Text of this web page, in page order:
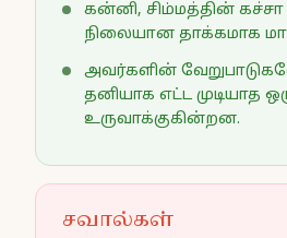
கன்னி, சிம்மத்தின்
நிலையான தாக்கமாக
அவர்களின்
தனியாக எட்ட முடியாத
உருவாக்குகின்றன.
சவால்கள்